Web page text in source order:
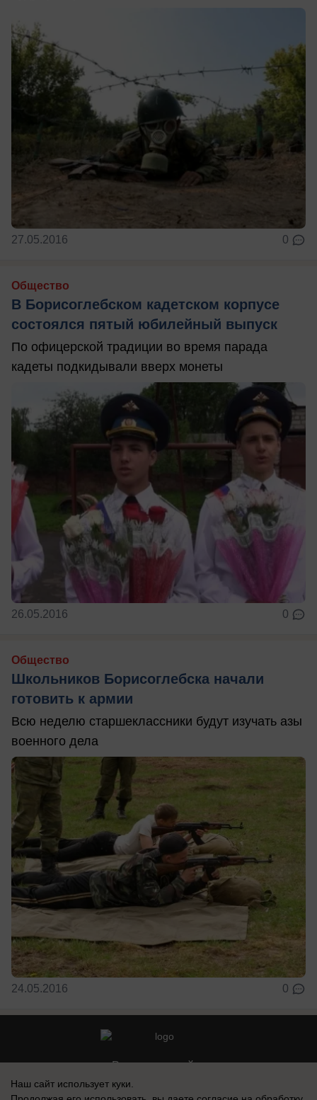
27.05.2016 0
Общество
В Борисоглебском кадетском корпусе
состоялся пятый юбилейный выпуск
По офицерской традиции во время парада
кадеты подкидывали вверх монеты
26.05.2016 0
Общество
Школьников Борисоглебска начали
готовить к армии
Всю неделю старшеклассники будут изучать азы
военного дела
24.05.2016 0
Реклама на сайте
Наш сайт использует куки.